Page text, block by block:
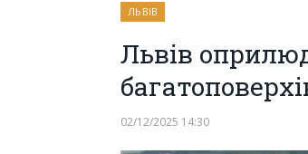
ЛЬВІВ
Львів
02/12/2025 14:30